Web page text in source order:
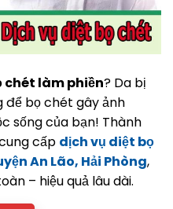
chét làm phiền? Da bị
để bọ chét gây ảnh
sống của bạn! Thành
cấp dịch vụ diệt bọ
An Lão, Hải Phòng,
– hiệu quả lâu dài.